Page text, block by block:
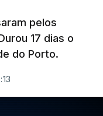
pelos
17 dias o
do Porto.